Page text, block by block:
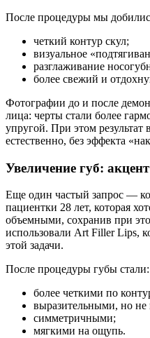
После процедуры мы
четкий контур скул;
визуальное
разглаживание
более свежий и
Фотографии до и после
лица: черты стали более
упругой. При этом результат
естественно, без эффекта
Увеличение губ:
Еще один частый запрос —
пациентки 28 лет, которая
объемными, сохранив при
использовали Art Filler Lips,
этой задачи.
После процедуры губы стали:
более четкими по
выразительными, но
симметричными;
мягкими на ощупь.